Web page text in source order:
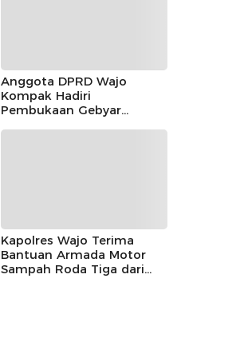
Anggota DPRD Wajo
Kompak Hadiri
Pembukaan Gebyar
Kapolres Wajo Terima
Bantuan Armada Motor
Sampah Roda Tiga dari